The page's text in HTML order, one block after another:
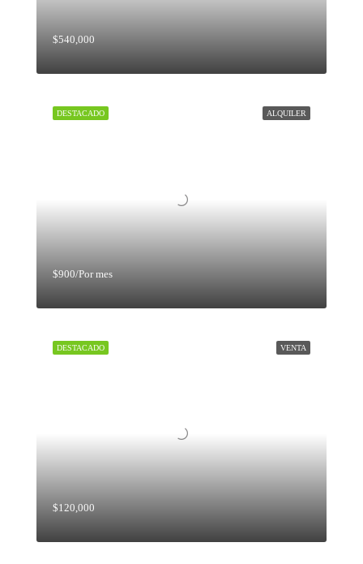
$540,000
ALQUILER
DESTACADO
$900/Por mes
VENTA
DESTACADO
$120,000